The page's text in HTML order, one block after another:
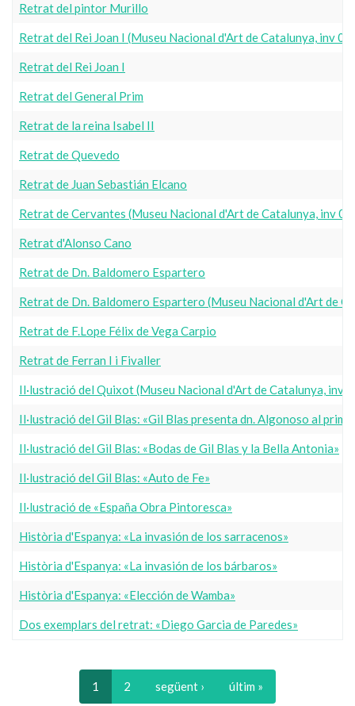
Retrat del pintor Murillo
Retrat del Rei Joan I (Museu Nacional d'Art de Catalunya, inv
Retrat del Rei Joan I
Retrat del General Prim
Retrat de la reina Isabel II
Retrat de Quevedo
Retrat de Juan Sebastián Elcano
Retrat de Cervantes (Museu Nacional d'Art de Catalunya, inv
Retrat d'Alonso Cano
Retrat de Dn. Baldomero Espartero
Retrat de Dn. Baldomero Espartero (Museu Nacional d'Art de
Retrat de F.Lope Félix de Vega Carpio
Retrat de Ferran I i Fivaller
Il·lustració del Quixot (Museu Nacional d'Art de Catalunya, inv
Il·lustració del Gil Blas: «Gil Blas presenta dn. Algonoso al
Il·lustració del Gil Blas: «Bodas de Gil Blas y la Bella Antonia»
Il·lustració del Gil Blas: «Auto de Fe»
Il·lustració de «España Obra Pintoresca»
Història d'Espanya: «La invasión de los sarracenos»
Història d'Espanya: «La invasión de los bárbaros»
Història d'Espanya: «Elección de Wamba»
Dos exemplars del retrat: «Diego Garcia de Paredes»
1 2 següent › últim »